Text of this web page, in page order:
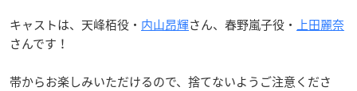
キャストは、天峰栢役・ 内山昂輝さん、春野嵐子役・ 上田麗奈
さんです！
帯からお楽しみいただけるので、捨てないようご注意くださ